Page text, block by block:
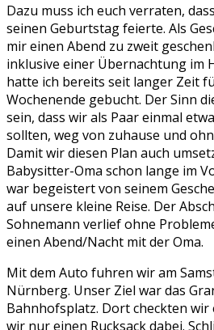
Dazu muss ich euch verraten,
seinen Geburtstag feierte. Als
mir einen Abend zu zweit
inklusive einer Übernachtung im
hatte ich bereits seit langer Zeit
Wochenende gebucht. Der Sinn
sein, dass wir als Paar einmal
sollten, weg von zuhause und
Damit wir diesen Plan auch
Babysitter-Oma schon lange im
war begeistert von seinem
auf unsere kleine Reise. Der
Sohnemann verlief ohne
einen Abend/Nacht mit der Oma.
Mit dem Auto fuhren wir am
Nürnberg. Unser Ziel war das
Bahnhofsplatz. Dort checkten wir
wir nur einen Rucksack dabei.